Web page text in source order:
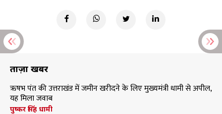
ताज़ा खबरें
ऋषभ पंत की उत्तराखंड में जमीन खरीदने के लिए मुख्यमंत्री धामी से अपील,
यह मिला जवाब
पुष्कर सिंह धामी